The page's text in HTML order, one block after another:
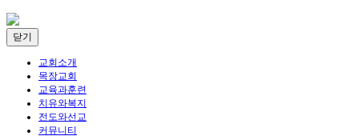
닫기
교회소개
목장교회
교육과훈련
치유와복지
전도와선교
커뮤니티